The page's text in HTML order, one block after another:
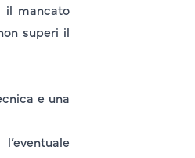
il mancato
superi il
e una